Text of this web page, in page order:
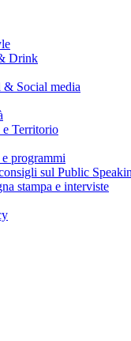
Drink
Social media
Territorio
programmi
sul Public
stampa e interviste